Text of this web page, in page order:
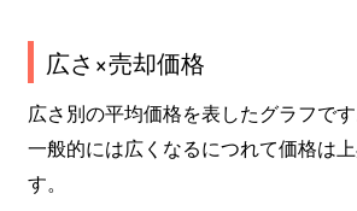
広さ×売却価格
広さ別の平均価格を表したグラフです
一般的には広くなるにつれて価格は
す。